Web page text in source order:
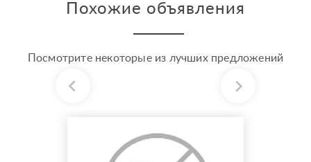
Похожие объявления
Посмотрите некоторые из лучших предложений